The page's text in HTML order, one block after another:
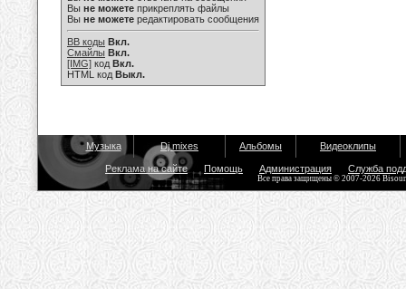
Вы не можете прикреплять файлы
Вы не можете редактировать сообщения
BB коды Вкл.
Смайлы Вкл.
[IMG] код Вкл.
HTML код Выкл.
Музыка Dj mixes Альбомы Видеоклипы
Реклама на сайте Помощь Администрация Служба
Все права защищены © 2007-2026